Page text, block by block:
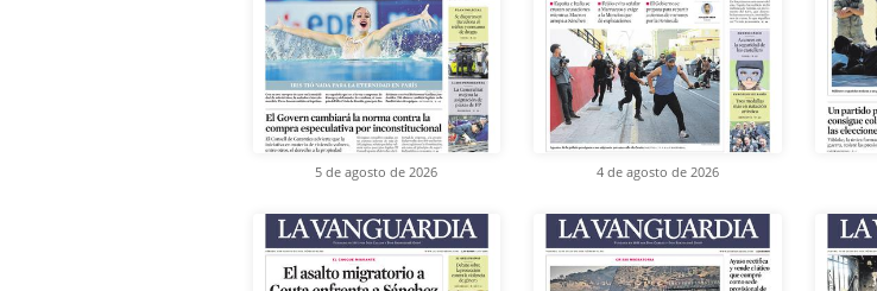
5 de agosto de 2026 4 de agosto de 2026